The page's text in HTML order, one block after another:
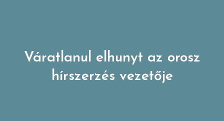
Váratlanul elhunyt az orosz
hírszerzés vezetője